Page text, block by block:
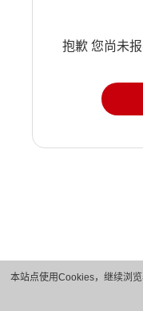
本站点使用Cookies，继续浏
抱歉 您尚未
版权所有 © 华为技术有限公